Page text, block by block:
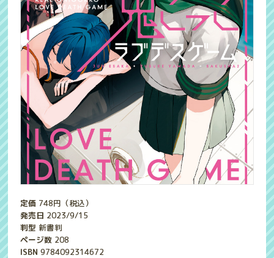
定価 748円（税込）
発売日 2023/9/15
判型 新書判
ページ数 208
ISBN9784092314672